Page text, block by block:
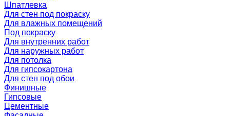
Шпатлевка
Для стен под покраску
Для влажных помещений
Под покраску
Для внутренних работ
Для наружных работ
Для потолка
Для гипсокартона
Для стен под обои
Финишные
Гипсовые
Цементные